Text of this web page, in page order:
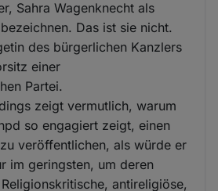
Sahra Wagenknecht als
Das ist sie nicht.
des bürgerlichen Kanzlers
einer
Partei.
zeigt vermutlich, warum
so engagiert zeigt, einen
veröffentlichen, als würde er
im geringsten, um deren
antireligiöse,